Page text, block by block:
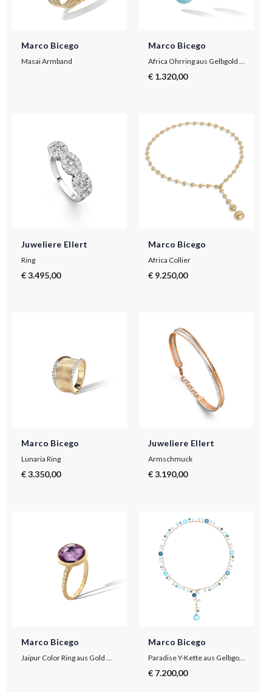
Marco Bicego
Masai Armband
Marco Bicego
€ 1.320,00
Juweliere Ellert
Ring
€ 3.495,00
Marco Bicego
Africa Collier
€ 9.250,00
Marco Bicego
Lunaria Ring
€ 3.350,00
Juweliere Ellert
Armschmuck
€ 3.190,00
Marco Bicego Marco Bicego
€ 7.200,00